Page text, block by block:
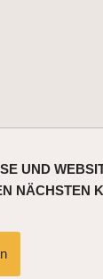
UND
NÄCHSTEN